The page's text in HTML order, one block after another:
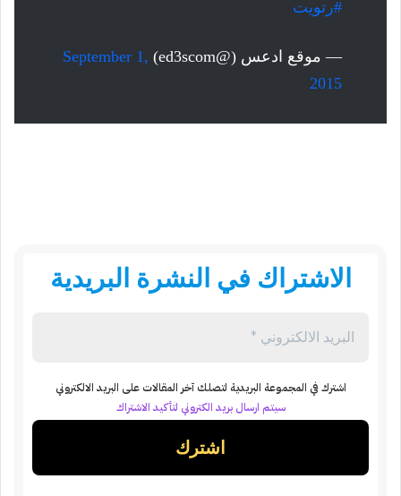
#رتويت
— موقع ادعس (@ed3scom)
September 1,
2015
الاشتراك في النشرة البريدية
اشترك في المجموعة البريدية لتصلك آخر المقالات على البريد الالكتروني
سيتم ارسال بريد الكتروني لتأكيد الاشتراك